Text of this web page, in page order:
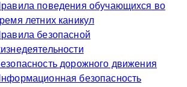
поведения обучающихся во
летних каникул
безопасной
дорожного движения
безопасность